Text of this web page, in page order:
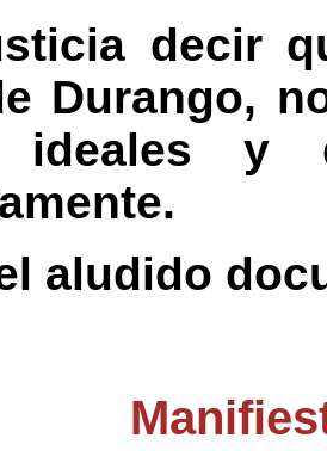
decir
Durango,
ideales y
aludido